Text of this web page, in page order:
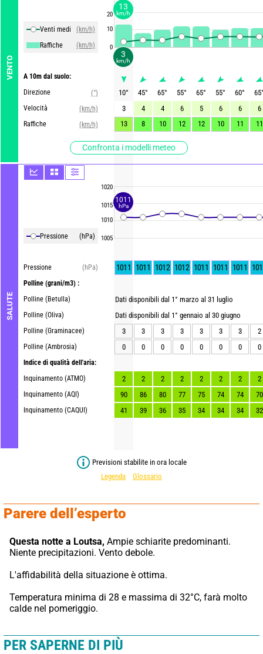
VENTO
Venti medi
(km/h)
Raffiche
(km/h)
A 10m dal suolo:
Direzione
(°)
Velocità
(km/h)
Raffiche
(km/h)
Confronta i modelli meteo
SALUTE
Pressione (hPa)
Pressione
(hPa)
Polline (grani/m3) :
Polline (Betulla)
Polline (Oliva)
Polline (Graminacee)
Polline (Ambrosia)
Indice di qualità dell'aria:
Inquinamento (ATMO)
Inquinamento (AQI)
Inquinamento (CAQUI)
20
10
0
1020
1015
1010
1005
10° 45° 65° 55° 65° 55° 60° 65
3
4 4 6 5 6 6
6
13
8 10 12 12 10 11 11
1011 1011 1012 1012 1011 1011 1011
Dati disponibili dal 1° marzo al 31 luglio
Dati disponibili dal 1° gennaio al 30 giugno
3
3 3 3 3 3 3
2
0
0 0 0 0 0 0 0
2 2 2 2 2 2 2
2
90
86 80 77 75 74 74
70
41
39 36 35 34 34 34 32
Previsioni stabilite in ora locale
Legenda
Glossario
Parere dell’esperto
Questa notte a Loutsa, Ampie schiarite predominanti.
Niente precipitazioni. Vento debole.
L'affidabilità della situazione è ottima.
Temperatura minima di 28 e massima di 32°C, farà molto
calde nel pomeriggio.
PER SAPERNE DI PIÙ
3
km/h
13
km/h
1011
hPa